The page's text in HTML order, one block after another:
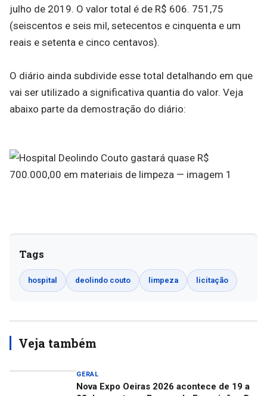
julho de 2019. O valor total é de R$ 606. 751,75
(seiscentos e seis mil, setecentos e cinquenta e um
reais e setenta e cinco centavos).
O diário ainda subdivide esse total detalhando em que
vai ser utilizado a significativa quantia do valor. Veja
abaixo parte da demostração do diário:
Tags
hospital deolindo couto limpeza licitação
Veja também
GERAL
Nova Expo Oeiras 2026 acontece de 19 a